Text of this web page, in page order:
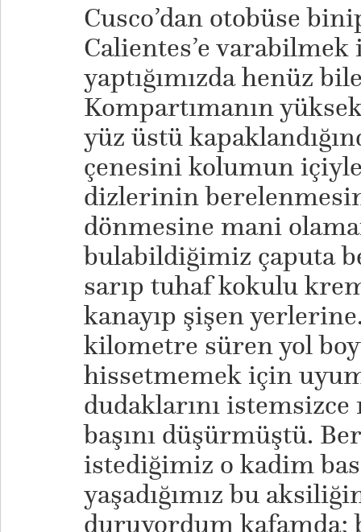
Cusco’dan otobüse
Calientes’e
yaptığımızda henüz
Kompartımanın
yüz üstü
çenesini kolumun
dizlerinin
dönmesine mani
bulabildiğimiz çaputa
sarıp tuhaf kokulu
kanayıp şişen
kilometre süren yol
hissetmemek için
dudaklarını istemsizce
başını düşürmüştü.
istediğimiz o kadim
yaşadığımız bu
duruyordum kafamda;